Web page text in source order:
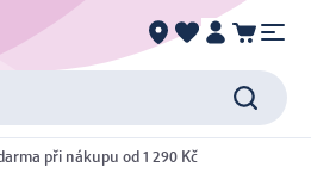
při nákupu od 1 290 Kč